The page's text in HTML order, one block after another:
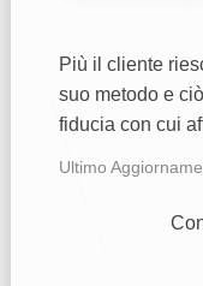
Più il cliente
suo metodo e
fiducia con cui
Ultimo